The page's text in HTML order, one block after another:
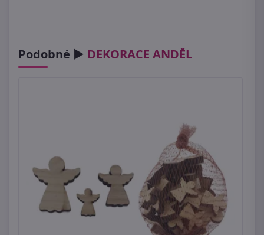
Podobné ► DEKORACE ANDĚL